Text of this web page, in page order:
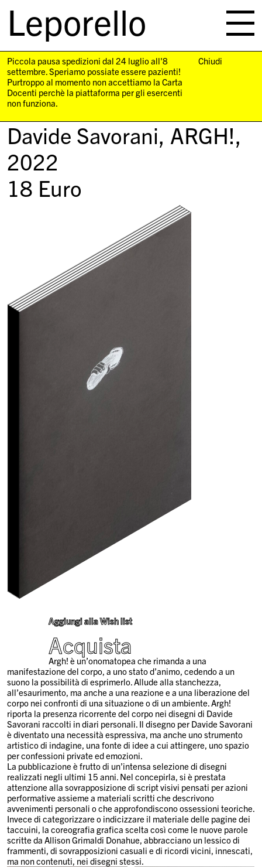
Leporello
navigation
Piccola pausa spedizioni dal 24 luglio all'8
settembre. Speriamo possiate essere pazienti!
Purtroppo al momento non accettiamo la Carta
Docenti perchè la piattaforma per gli esercenti
non funziona.
Chiudi
Davide Savorani, ARGH!,
2022
18 Euro
Aggiungi alla Wish list
Acquista
Argh! è un’onomatopea che rimanda a una
manifestazione del corpo, a uno stato d’animo, cedendo a un
suono la possibilità di esprimerlo. Allude alla stanchezza,
all’esaurimento, ma anche a una reazione e a una liberazione del
corpo nei confronti di una situazione o di un ambiente. Argh!
riporta la presenza ricorrente del corpo nei disegni di Davide
Savorani raccolti in diari personali. Il disegno per Davide Savorani
è diventato una necessità espressiva, ma anche uno strumento
artistico di indagine, una fonte di idee a cui attingere, uno spazio
per confessioni private ed emozioni.
La pubblicazione è frutto di un’intensa selezione di disegni
realizzati negli ultimi 15 anni. Nel concepirla, si è prestata
attenzione alla sovrapposizione di script visivi pensati per azioni
performative assieme a materiali scritti che descrivono
avvenimenti personali o che approfondiscono ossessioni teoriche.
Invece di categorizzare o indicizzare il materiale delle pagine dei
taccuini, la coreografia grafica scelta così come le nuove parole
scritte da Allison Grimaldi Donahue, abbracciano un lessico di
frammenti, di sovrapposizioni casuali e di ricordi vicini, innescati,
ma non contenuti, nei disegni stessi.